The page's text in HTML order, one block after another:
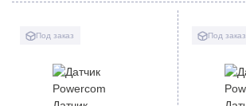
Под заказ Под заказ